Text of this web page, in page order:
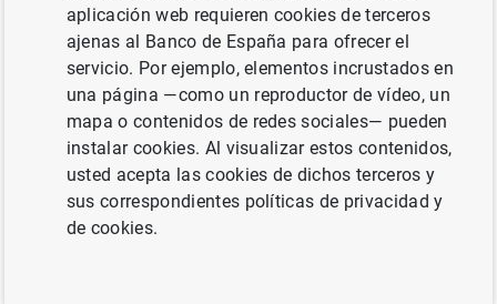
KB
Cuadro 2 (15KB)
aplicación web requieren cookies de terceros
ajenas al Banco de España para ofrecer el
servicio. Por ejemplo, elementos incrustados en
una página —como un reproductor de vídeo, un
mapa o contenidos de redes sociales— pueden
instalar cookies. Al visualizar estos contenidos,
usted acepta las cookies de dichos terceros y
sus correspondientes políticas de privacidad y
de cookies.